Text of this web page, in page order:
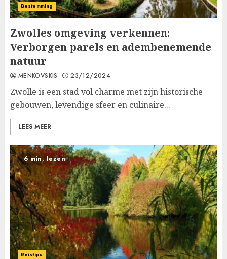
Bestemming
Zwolles omgeving verkennen:
Verborgen parels en adembenemende
natuur
MENKOVSKIS 23/12/2024
Zwolle is een stad vol charme met zijn historische
gebouwen, levendige sfeer en culinaire...
LEES MEER
6 min. lezen
Reistips